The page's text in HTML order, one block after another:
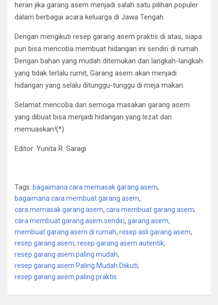
heran jika garang asem menjadi salah satu pilihan populer
dalam berbagai acara keluarga di Jawa Tengah.
Dengan mengikuti resep garang asem praktis di atas, siapa
pun bisa mencoba membuat hidangan ini sendiri di rumah.
Dengan bahan yang mudah ditemukan dan langkah-langkah
yang tidak terlalu rumit, Garang asem akan menjadi
hidangan yang selalu ditunggu-tunggu di meja makan.
Selamat mencoba dan semoga masakan garang asem
yang dibuat bisa menjadi hidangan yang lezat dan
memuaskan!(*)
Editor: Yunita R. Saragi
Tags: bagaimana cara memasak garang asem,
bagaimana cara membuat garang asem,
cara memasak garang asem, cara membuat garang asem,
cara membuat garang asem sendiri, garang asem,
membuat garang asem di rumah, resep asli garang asem,
resep garang asem, resep garang asem autentik,
resep garang asem paling mudah,
resep garang asem Paling Mudah Diikuti,
resep garang asem paling praktis